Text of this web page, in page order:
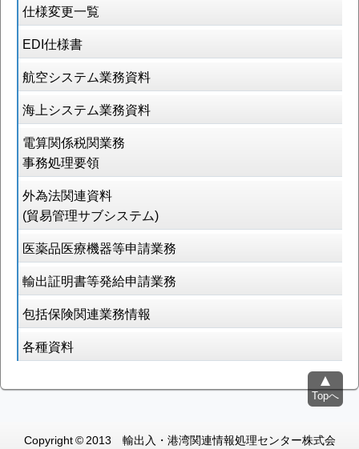
仕様変更一覧
EDI仕様書
航空システム業務資料
海上システム業務資料
電算関係税関業務
事務処理要領
外為法関連資料
(貿易管理サブシステム)
医薬品医療機器等申請業務
輸出証明書等発給申請業務
包括保険関連業務情報
各種資料
Copyright © 2013 輸出入・港湾関連情報処理センター株式会
Topへ